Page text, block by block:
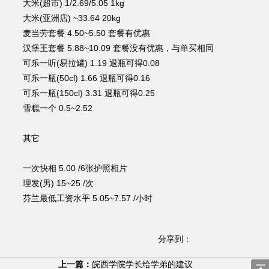
大米(超市) 1/2.69/5.05 1kg
大米(亚洲店) ~33.64 20kg
麦当劳套餐 4.50~5.50 套餐有优惠
汉堡王套餐 5.88~10.09 套餐没有优惠，与单买相同
可乐一听(易拉罐) 1.19 退瓶可得0.08
可乐一瓶(50cl) 1.66 退瓶可得0.16
可乐一瓶(150cl) 3.31 退瓶可得0.25
雪糕一个 0.5~2.52
其它
一次快相 5.00 /6张护照相片
理发(男) 15~25 /次
芬兰最低工资水平 5.05~7.57 /小时
分享到：
上一篇： 皖西学院学长给学弟的建议